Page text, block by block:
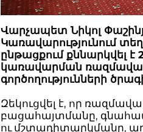
Վարչապետ Նիկոլ
Կառավարությունում
ընթացքում քննարկվել
կառավարման
գործողությունների
Զեկուցվել է, որ
բացահայտմանը,
ու մշտադիտարկմանը,